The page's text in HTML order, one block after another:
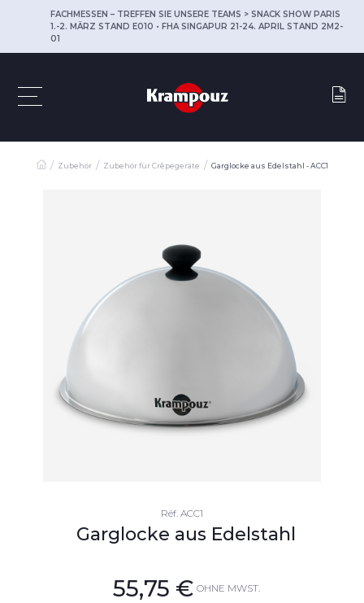
FACHMESSEN – TREFFEN SIE UNSERE TEAMS > SNACK SHOW PARIS
1.-2. MÄRZ STAND E010 • FHA SINGAPUR 21-24. APRIL STAND 2M2-
01
Zubehör Zubehör für Crêpegeräte Garglocke aus Edelstahl - ACC1
Réf. ACC1
Garglocke aus Edelstahl
55,75 € OHNE MWST.